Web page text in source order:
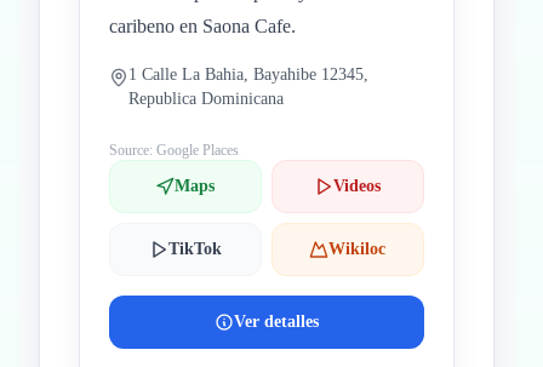
caribeno en Saona Cafe.
1 Calle La Bahia, Bayahibe 12345,
Republica Dominicana
Source: Google Places
Maps Videos
TikTok Wikiloc
Ver detalles